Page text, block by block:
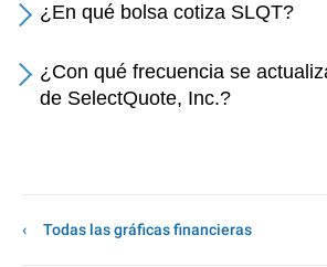
¿En qué bolsa cotiza SLQT?
¿Con qué frecuencia se
de SelectQuote, Inc.?
Todas las gráficas financieras